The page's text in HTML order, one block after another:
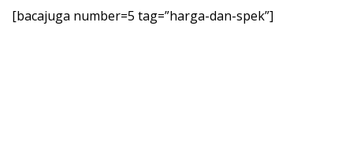
[bacajuga number=5 tag=”harga-dan-spek”]